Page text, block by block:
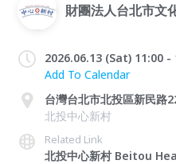
財團法人台北市文
2026.06.13 (Sat) 11:00 -
Add To Calendar
台灣台北市北投區新民路
北投中心新村
Related Link
北投中心新村 Beitou